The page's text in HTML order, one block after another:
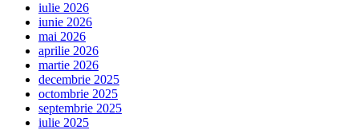
iulie 2026
iunie 2026
mai 2026
aprilie 2026
martie 2026
decembrie 2025
octombrie 2025
septembrie 2025
iulie 2025